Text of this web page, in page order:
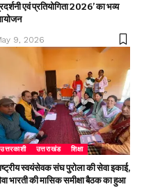
एवं प्रतियोगिता 2026’ का भव्य
9, 2026
उत्तरकाशी उत्तराखंड शिक्षा
स्वयंसेवक संघ पुरोला की सेवा इकाई,
भारती की मासिक समीक्षा बैठक का हुआ